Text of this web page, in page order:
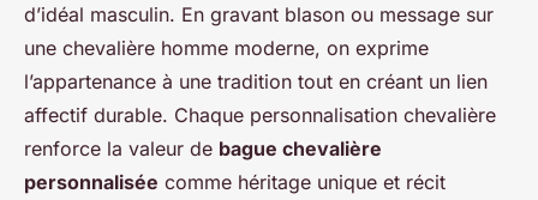
d’idéal masculin. En gravant blason ou message sur
une chevalière homme moderne, on exprime
l’appartenance à une tradition tout en créant un lien
affectif durable. Chaque personnalisation chevalière
renforce la valeur de bague chevalière
personnalisée comme héritage unique et récit